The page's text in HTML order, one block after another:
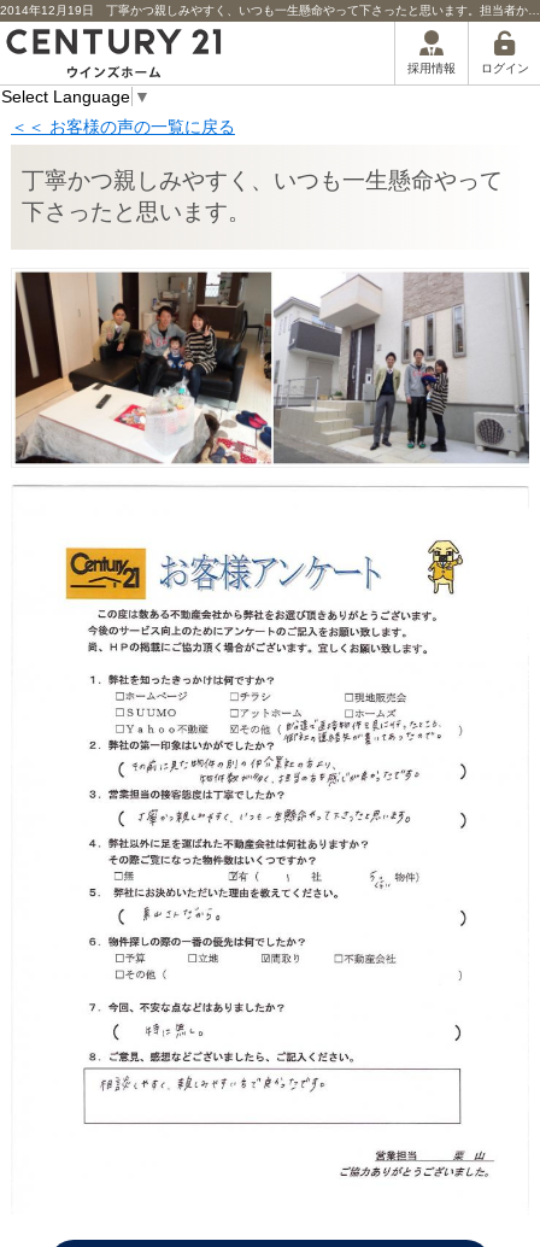
採用情報 ログイン
Select Language ▼
＜＜ お客様の声の一覧に戻る
丁寧かつ親しみやすく、いつも一生懸命やって
下さったと思います。